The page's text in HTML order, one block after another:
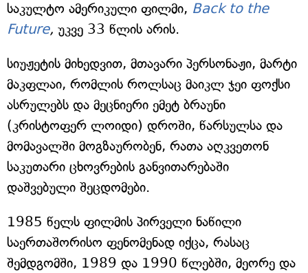
საკულტო ამერიკული ფილმი, Backto the
Future, უკვე 33 წლის არის.
სიუჟეტის მიხედვით, მთავარი პერსონაჟი, მარტი
მაკფლაი, რომლის როლსაც მაიკლ ჯეი ფოქსი
ასრულებს და მეცნიერი ემეტ ბრაუნი
(კრისტოფერ ლოიდი) დროში, წარსულსა და
მომავალში მოგზაურობენ, რათა აღკვეთონ
საკუთარი ცხოვრების განვითარებაში
დაშვებული შეცდომები.
1985 წელს ფილმის პირველი ნაწილი
საერთაშორისო ფენომენად იქცა, რასაც
შემდგომში, 1989 და 1990 წლებში, მეორე და